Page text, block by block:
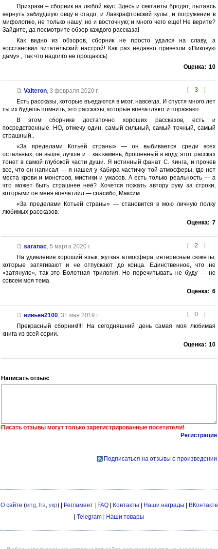
Призраки – сборник на любой вкус. Здесь и сектанты бродят, пытаясь
вернуть заблудшую овцу в стадо; и Лавкрафтовский культ; и погружение в
мифологию, не только нашу, но и восточную; и много чего еще! Не верите?
Зайдите, да посмотрите обзор каждого рассказа!
Как видно из обзоров, сборник не просто удался на славу, а
восстановил читательский настрой! Как раз недавно привезли «Пиковую
даму» , так что надолго не прощаюсь)
Оценка: 10
[ 3 ]
Valteron, 3 февраля 2020 г.
Есть рассказы, которые въедаются в мозг, навсегда. И спустя много лет
ты их будешь помнить, это рассказы, которые впечатляют и поражают.
В этом сборнике достаточно хороших рассказов, есть и
посредственные. НО, отмечу один, самый сильный, самый точный, самый
страшный..
«За пределами Котьей страны» — он выбивается среди всех
остальных, он выше, лучше и .. как камень, брошенный в воду, этот рассказ
тонет в самой глубокой части души. Я истинный фанат С. Кинга, и прочев
все, что он написал — я нашел у Кабира частичку той атмосферы, где нет
места крови и монстров, мистики и ужасов. А есть только реальность — а
что может быть страшнее неё? Хочется пожать автору руку за строки,
которыми он меня впечатлил — спасибо, Максим.
«За пределами Котьей страны» — становится в мою личную полку
любимых рассказов.
Оценка: 7
[ 2 ]
saranac, 5 марта 2020 г.
На удивление хороший язык, жуткая атмосфера, интересные сюжеты,
которые затягивают и не отпускают до конца. Единственное, что не
«затянуло», так это Болотная трилогия. Но перечитывать не буду — не
совсем моя тема.
Оценка: 6
[ 0 ]
вивьен2100, 31 мая 2019 г.
Прекрасный сборник!!!! На сегодняшний день самая моя любимая
книга из всей серии.
Оценка: 10
Написать отзыв:
Писать отзывы могут только зарегистрированные посетители!
Регистрация
Подписаться на отзывы о произведении
О сайте (eng, fra, укр) | Регламент| FAQ| Контакты Наши награды
ВКонтакте
Telegram Наши товары